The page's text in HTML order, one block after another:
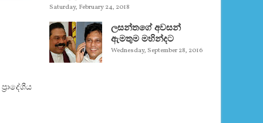
Saturday, February 24, 2018
ලසන්තගේ අවසන්
ඇමතුම මහින්දට
Wednesday, September 28, 2016